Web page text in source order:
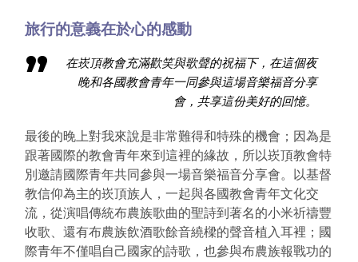
旅行的意義在於心的感動
在崁頂教會充滿歡笑與歌聲的祝福下，在這個夜
晚和各國教會青年一同參與這場音樂福音分享
會，共享這份美好的回憶。
最後的晚上對我來說是非常難得和特殊的機會；因為是
跟著國際的教會青年來到這裡的緣故，所以崁頂教會特
別邀請國際青年共同參與一場音樂福音分享會。以基督
教信仰為主的崁頂族人，一起與各國教會青年文化交
流，從演唱傳統布農族歌曲的聖詩到著名的小米祈禱豐
收歌、還有布農族飲酒歌餘音繞樑的聲音植入耳裡；國
際青年不僅唱自己國家的詩歌，也參與布農族報戰功的